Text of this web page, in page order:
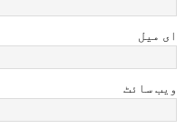
ای میل
ویب سائٹ